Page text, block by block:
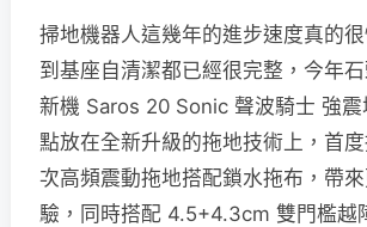
掃地機器人這幾年的進步速度真的
到基座自清潔都已經很完整，今年
新機 Saros 20 Sonic 聲波騎士 強
點放在全新升級的拖地技術上，首
次高頻震動拖地搭配鎖水拖布，帶
驗，同時搭配 4.5+4.3cm 雙門檻越